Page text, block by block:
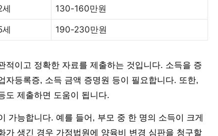
130-160만원
190-230만원
적이고 정확한 자료를 제출하는 것입니다. 소득을 증
자등록증, 소득 금액 증명원 등이 필요합니다. 또한,
도 제출하면 도움이 됩니다.
가능합니다. 예를 들어, 부모 중 한 명의 소득이 크게
가 생긴 경우 가정법원에 양육비 변경 심판을 청구할